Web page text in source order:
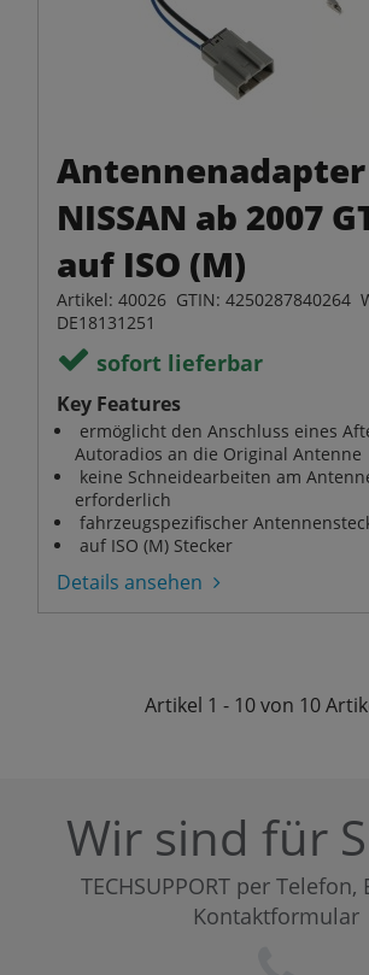
Antennenadapter
NISSAN ab 2007
auf ISO (M)
Artikel: 40026 GTIN: 4250287840264
DE18131251
sofort lieferbar
Key Features
ermöglicht den Anschluss eines
Autoradios an die Original Antenne
keine Schneidearbeiten am
erforderlich
fahrzeugspezifischer
auf ISO (M) Stecker
Details ansehen
Artikel 1 - 10 von 10
Wir sind für
TECHSUPPORT per
Kontaktformular